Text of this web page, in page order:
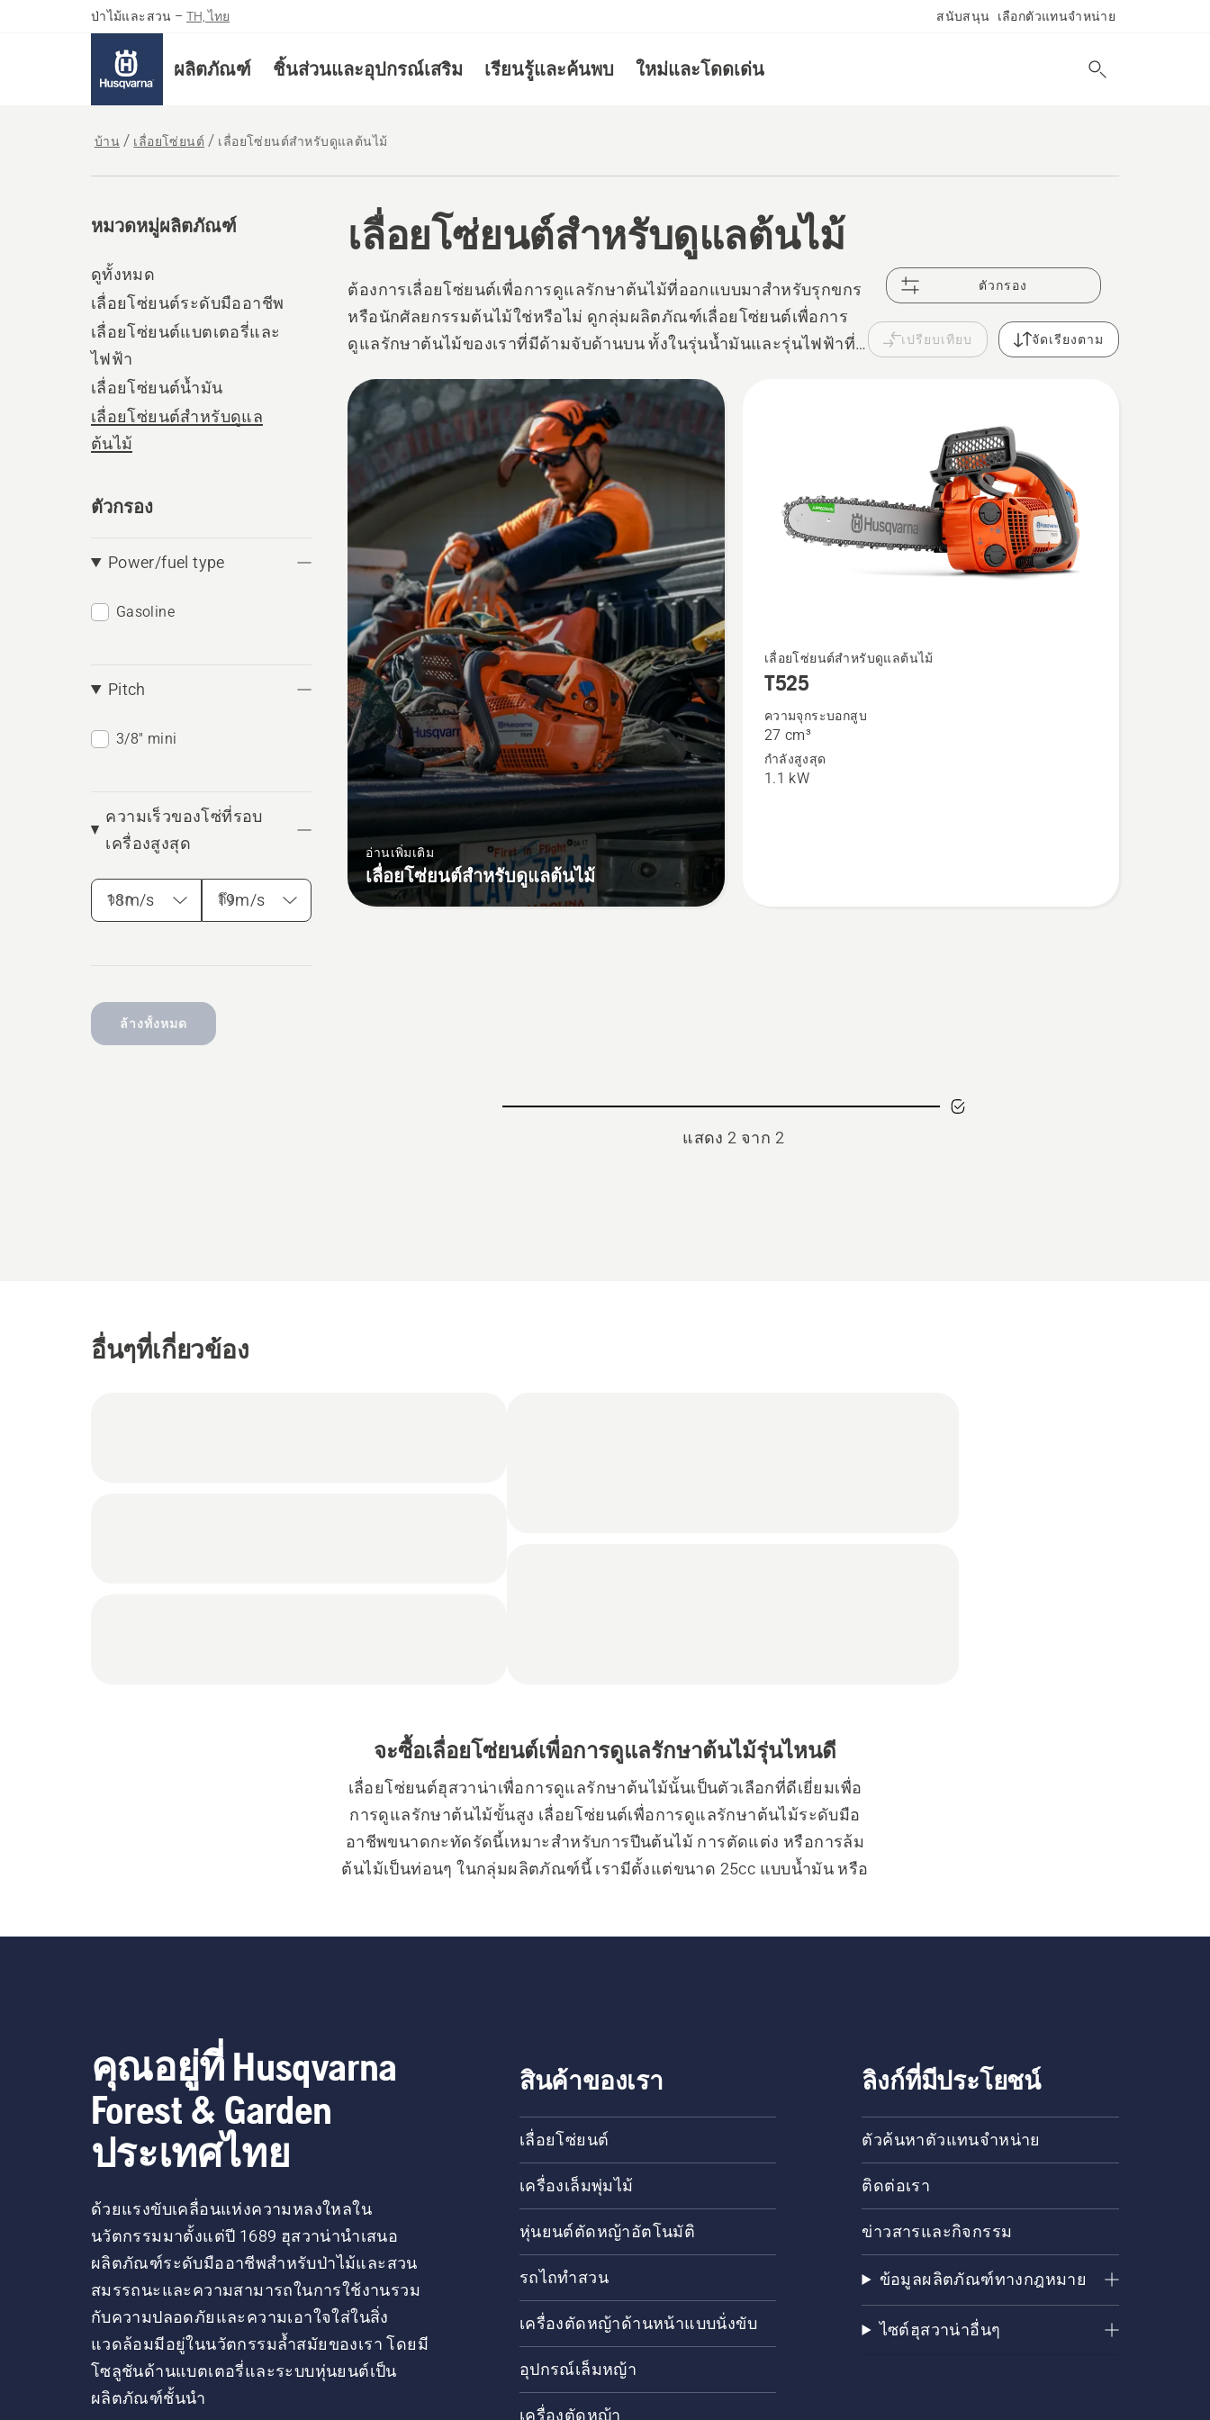
ป่าไม้และสวน – TH, ไทย สนับสนุน เลือกตัวแทนจำหน่าย
ผลิตภัณฑ์ ชิ้นส่วนและอุปกรณ์เสริม เรียนรู้และค้นพบ ใหม่และโดดเด่น
บ้าน เลื่อยโซ่ยนต์ เลื่อยโซ่ยนต์สำหรับดูแลต้นไม้
เลื่อยโซ่ยนต์สำหรับดูแลต้นไม้
หมวดหมู่ผลิตภัณฑ์
ดูทั้งหมด
เลื่อยโซ่ยนต์ระดับมืออาชีพ
เลื่อยโซ่ยนต์แบตเตอรี่และ
ไฟฟ้า
เลื่อยโซ่ยนต์น้ำมัน
เลื่อยโซ่ยนต์สำหรับดูแล
ต้นไม้
ตัวกรอง
Power/fuel type
Gasoline
Pitch
3/8" mini
ความเร็วของโซ่ที่รอบ
เครื่องสูงสุด
จาก ถึง
ล้างทั้งหมด
ต้องการเลื่อยโซ่ยนต์เพื่อการดูแลรักษาต้นไม้ที่ออกแบบมาสำหรับรุกขกร
หรือนักศัลยกรรมต้นไม้ใช่หรือไม่ ดูกลุ่มผลิตภัณฑ์เลื่อยโซ่ยนต์เพื่อการ
ดูแลรักษาต้นไม้ของเราที่มีด้ามจับด้านบน ทั้งในรุ่นน้ำมันและรุ่นไฟฟ้าที่
การตัดให้คุณยิ่งขึ้นไป
ตัวกรอง
เปรียบเทียบ จัดเรียงตาม
All
products
อ่านเพิ่มเติม
เลื่อยโซ่ยนต์สำหรับดูแลต้นไม้
ราย
ละเอียด
เพิ่ม
เติม
เลื่อยโซ่ยนต์สำหรับดูแลต้นไม้
T525
ความจุกระบอกสูบ
27 cm³
กำลังสูงสุด
1.1 kW
แสดง 2 จาก 2
อื่นๆที่เกี่ยวข้อง
จะซื้อเลื่อยโซ่ยนต์เพื่อการดูแลรักษาต้นไม้รุ่นไหนดี
เลื่อยโซ่ยนต์ฮุสวาน่าเพื่อการดูแลรักษาต้นไม้นั้นเป็นตัวเลือกที่ดีเยี่ยมเพื่อ
การดูแลรักษาต้นไม้ขั้นสูง เลื่อยโซ่ยนต์เพื่อการดูแลรักษาต้นไม้ระดับมือ
อาชีพขนาดกะทัดรัดนี้เหมาะสำหรับการปีนต้นไม้ การตัดแต่ง หรือการล้ม
ต้นไม้เป็นท่อนๆ ในกลุ่มผลิตภัณฑ์นี้ เรามีตั้งแต่ขนาด 25cc แบบน้ำมัน หรือ
ดูแลรักษาต้นไม้ ดูกลุ่มผลิตภัณฑ์เลื่อยโซ่ยนต์
เลื่อยโซ่
คุณอยู่ที่ Husqvarna
Forest & Garden
ประเทศไทย
ด้วยแรงขับเคลื่อนแห่งความหลงใหลใน
นวัตกรรมมาตั้งแต่ปี 1689 ฮุสวาน่านำเสนอ
ผลิตภัณฑ์ระดับมืออาชีพสำหรับป่าไม้และสวน
สมรรถนะและความสามารถในการใช้งานรวม
กับความปลอดภัยและความเอาใจใส่ในสิ่ง
แวดล้อมมีอยู่ในนวัตกรรมล้ำสมัยของเรา โดยมี
โซลูชันด้านแบตเตอรี่และระบบหุ่นยนต์เป็น
ผลิตภัณฑ์ชั้นนำ
สินค้าของเรา
เลื่อยโซ่ยนต์
เครื่องเล็มพุ่มไม้
หุ่นยนต์ตัดหญ้าอัตโนมัติ
รถไถทำสวน
เครื่องตัดหญ้าด้านหน้าแบบนั่งขับ
อุปกรณ์เล็มหญ้า
เครื่องตัดหญ้า
ลิงก์ที่มีประโยชน์
ตัวค้นหาตัวแทนจำหน่าย
ติดต่อเรา
ข่าวสารและกิจกรรม
ข้อมูลผลิตภัณฑ์ทางกฎหมาย
ไซต์ฮุสวาน่าอื่นๆ